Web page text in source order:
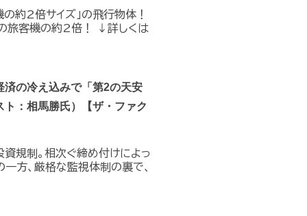
約2倍サイズ」の飛行物体！
旅客機の約2倍！ ↓詳しくは
済の冷え込みで「第2の天安
：相馬勝氏）【ザ・ファク
規制。相次ぐ締め付けによっ
方、厳格な監視体制の裏で、